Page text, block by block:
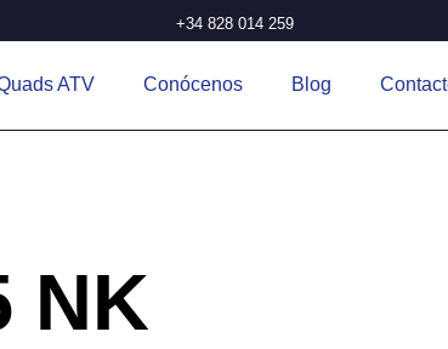
+34 828 014 259
ATV Conócenos Blog
NK